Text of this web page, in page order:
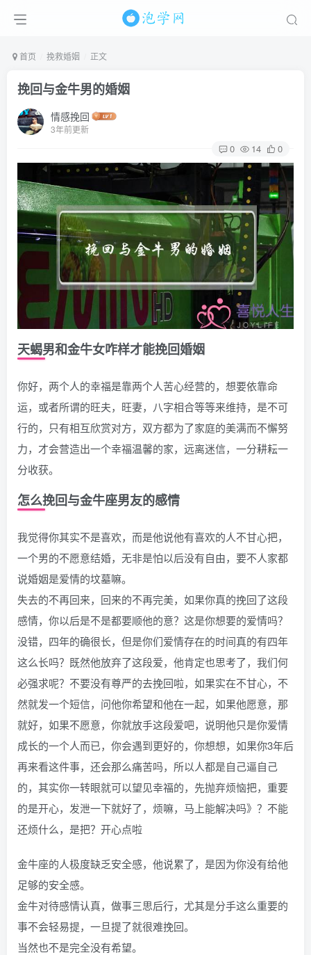
首页 挽救婚姻 正文
挽回与金牛男的婚姻
情感挽回
3年前更新
0 14 0
天蝎男和金牛女咋样才能挽回婚姻
你好，两个人的幸福是靠两个人苦心经营的，想要依靠命
运，或者所谓的旺夫，旺妻，八字相合等等来维持，是不可
行的，只有相互欣赏对方，双方都为了家庭的美满而不懈努
力，才会营造出一个幸福温馨的家，远离迷信，一分耕耘一
分收获。
怎么挽回与金牛座男友的感情
我觉得你其实不是喜欢，而是他说他有喜欢的人不甘心把，
一个男的不愿意结婚，无非是怕以后没有自由，要不人家都
说婚姻是爱情的坟墓嘛。
失去的不再回来，回来的不再完美，如果你真的挽回了这段
感情，你以后是不是都要顺他的意？这是你想要的爱情吗？
没错，四年的确很长，但是你们爱情存在的时间真的有四年
这么长吗？既然他放弃了这段爱，他肯定也思考了，我们何
必强求呢？不要没有尊严的去挽回啦，如果实在不甘心，不
然就发一个短信，问他你希望和他在一起，如果他愿意，那
就好，如果不愿意，你就放手这段爱吧，说明他只是你爱情
成长的一个人而已，你会遇到更好的，你想想，如果你3年后
再来看这件事，还会那么痛苦吗，所以人都是自己逼自己
的，其实你一转眼就可以望见幸福的，先抛弃烦恼把，重要
的是开心，发泄一下就好了，烦嘛，马上能解决吗》？不能
还烦什么，是把？开心点啦
金牛座的人极度缺乏安全感，他说累了，是因为你没有给他
足够的安全感。
金牛对待感情认真，做事三思后行，尤其是分手这么重要的
事不会轻易提，一旦提了就很难挽回。
当然也不是完全没有希望。